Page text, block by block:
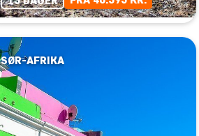
SØR-AFRIKA